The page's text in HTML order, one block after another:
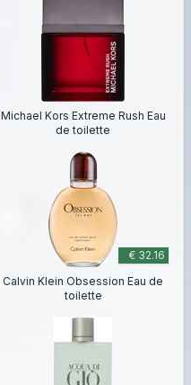
Michael Kors Extreme Rush Eau
de toilette
€ 32.16
Calvin Klein Obsession Eau de
toilette